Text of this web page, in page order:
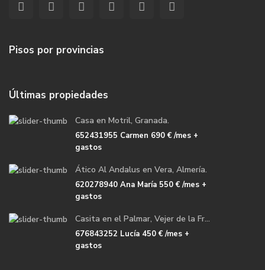
Pisos por provincias
Últimas propiedades
Casa en Motril, Granada.
652431955 Carmen 690 €/mes +
gastos
Ático Al Andalus en Vera, Almería.
620278940 Ana María 550 €/mes +
gastos
Casita en el Palmar, Vejer de la Fr...
676843252 Lucía 450 €/mes +
gastos